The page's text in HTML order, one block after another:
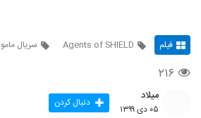
فیلم Agents of SHIELD سریال
۲۱۶
میلاد
۰۵ دی ۱۳۹۹ دنبال کردن